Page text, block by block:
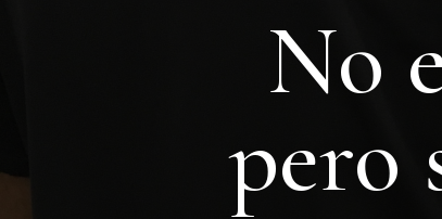
No
pero